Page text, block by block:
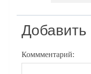
Коммментарий: